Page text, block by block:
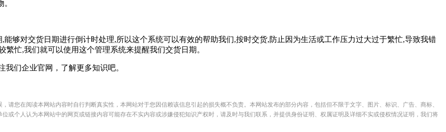
对交货日期进行倒计时处理,所以这个系统可以有效的帮助我们,按时交货,防止因为生活或工作压力过大过于繁忙,导致我错
忙,我们就可以使用这个管理系统来提醒我们交货日期。
们企业官网，了解更多知识吧。
请您在阅读本网站内容时自行判断真实性，本网站对于您因信赖该信息引起的损失概不负责。本网站发布的部分内容，包括但不限于文字、图片、标识、广告、商标、
或个人认为本网站中的网页或链接内容可能存在不实内容或涉嫌侵犯知识产权时，请及时与我们联系，并提供身份证明、权属证明及详细不实或侵权情况证明，我们将